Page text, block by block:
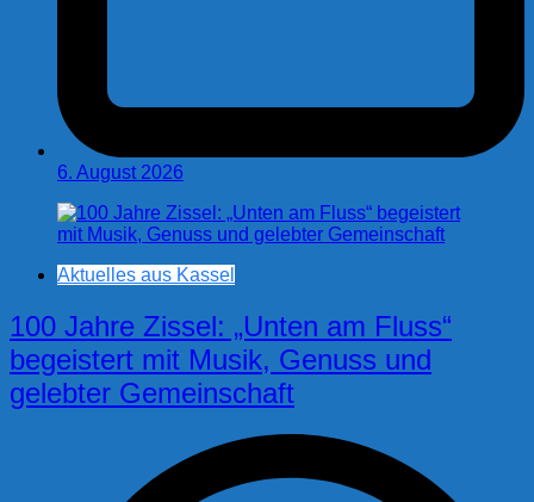
6. August 2026
Aktuelles aus Kassel
100 Jahre Zissel: „Unten am Fluss“
begeistert mit Musik, Genuss und
gelebter Gemeinschaft